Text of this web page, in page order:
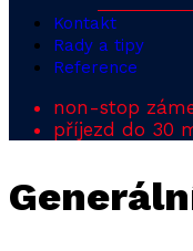
Kontakt
Rady a tipy
Reference
non-stop
příjezd do 30